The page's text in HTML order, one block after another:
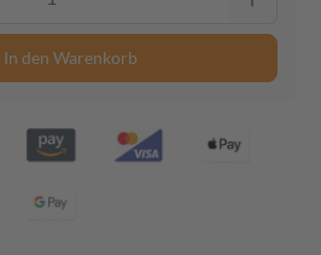
In den Warenkorb